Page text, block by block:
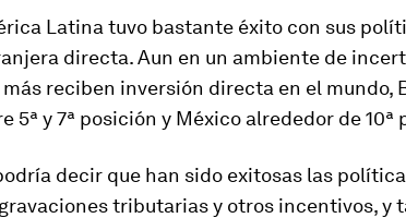
Latina tuvo bastante éxito con sus
directa. Aun en un ambiente de
más reciben inversión directa en el mundo,
5ª y 7ª posición y México alrededor de 10ª
decir que han sido exitosas las
tributarias y otros incentivos, y